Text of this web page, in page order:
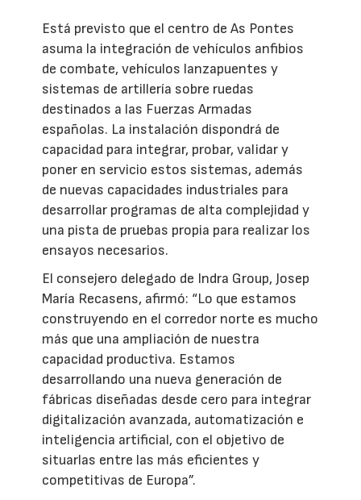
Está previsto que el centro de As Pontes
asuma la integración de vehículos anfibios
de combate, vehículos lanzapuentes y
sistemas de artillería sobre ruedas
destinados a las Fuerzas Armadas
españolas. La instalación dispondrá de
capacidad para integrar, probar, validar y
poner en servicio estos sistemas, además
de nuevas capacidades industriales para
desarrollar programas de alta complejidad y
una pista de pruebas propia para realizar los
ensayos necesarios.
El consejero delegado de Indra Group, Josep
María Recasens, afirmó: “Lo que estamos
construyendo en el corredor norte es mucho
más que una ampliación de nuestra
capacidad productiva. Estamos
desarrollando una nueva generación de
fábricas diseñadas desde cero para integrar
digitalización avanzada, automatización e
inteligencia artificial, con el objetivo de
situarlas entre las más eficientes y
competitivas de Europa”.